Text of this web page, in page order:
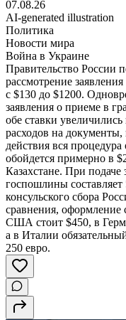
07.08.26
AI-generated illustration
Политика
Новости мира
Война в Украине
Правительство России
рассмотрение
с $130 до $1200.
заявления о приеме в
обе ставки
расходов на
действия вся процедура
обойдется примерно в
Казахстане. При подаче
госпошлины
консульского сбора
сравнения, оформление
США стоит $450, в
а в Италии
250 евро.